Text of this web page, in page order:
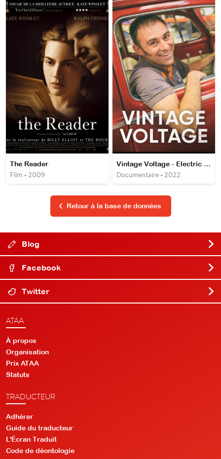
The Reader
Film • 2009
Vintage Voltage - Electric Classic Car
Documentaire • 2022
Retour à la base de données
Blog
Facebook
Twitter
ATAA
À propos
Organisation
Prix ATAA
Statuts
TRADUCTEUR
Adhérer
Guide du traducteur
L'Écran Traduit
Code de déontologie